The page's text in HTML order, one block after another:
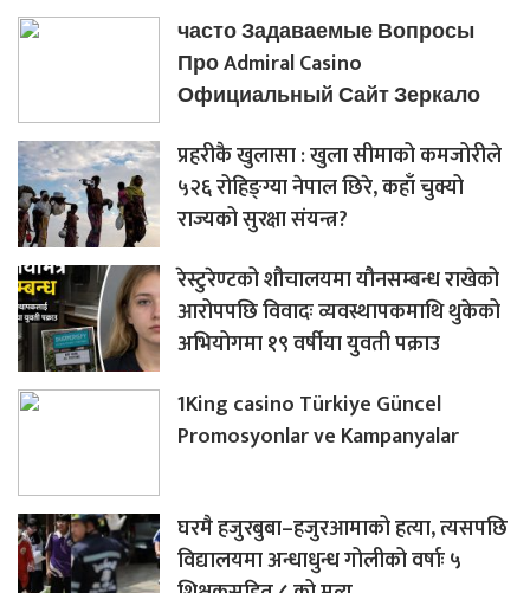
часто Задаваемые Вопросы
Про Admiral Casino
Официальный Сайт Зеркало
प्रहरीकै खुलासा : खुला सीमाको कमजोरीले
५२६ रोहिङ्ग्या नेपाल छिरे, कहाँ चुक्यो
राज्यको सुरक्षा संयन्त्र?
रेस्टुरेण्टको शौचालयमा यौनसम्बन्ध राखेको
आरोपपछि विवादः व्यवस्थापकमाथि थुकेको
अभियोगमा १९ वर्षीया युवती पक्राउ
1King casino Türkiye Güncel
Promosyonlar ve Kampanyalar
घरमै हजुरबुबा–हजुरआमाको हत्या, त्यसपछि
विद्यालयमा अन्धाधुन्ध गोलीको वर्षाः ५